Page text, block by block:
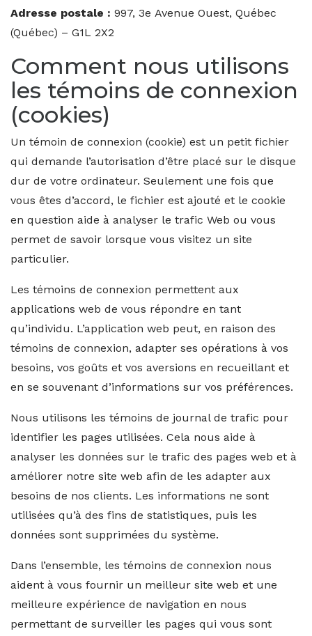
Adresse postale : 997, 3e Avenue Ouest, Québec
(Québec) – G1L 2X2
Comment nous utilisons
les témoins de connexion
(cookies)
Un témoin de connexion (cookie) est un petit fichier
qui demande l’autorisation d’être placé sur le disque
dur de votre ordinateur. Seulement une fois que
vous êtes d’accord, le fichier est ajouté et le cookie
en question aide à analyser le trafic Web ou vous
permet de savoir lorsque vous visitez un site
particulier.
Les témoins de connexion permettent aux
applications web de vous répondre en tant
qu’individu. L’application web peut, en raison des
témoins de connexion, adapter ses opérations à vos
besoins, vos goûts et vos aversions en recueillant et
en se souvenant d’informations sur vos préférences.
Nous utilisons les témoins de journal de trafic pour
identifier les pages utilisées. Cela nous aide à
analyser les données sur le trafic des pages web et à
améliorer notre site web afin de les adapter aux
besoins de nos clients. Les informations ne sont
utilisées qu’à des fins de statistiques, puis les
données sont supprimées du système.
Dans l’ensemble, les témoins de connexion nous
aident à vous fournir un meilleur site web et une
meilleure expérience de navigation en nous
permettant de surveiller les pages qui vous sont